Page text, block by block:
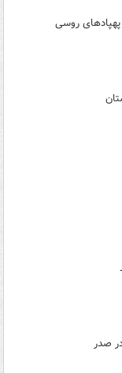
پهپادهای روسی
صدر